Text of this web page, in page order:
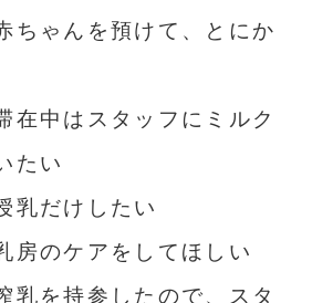
んを預けて、とにか
スタッフにミルク
たい
けしたい
アをしてほしい
参したので、スタ